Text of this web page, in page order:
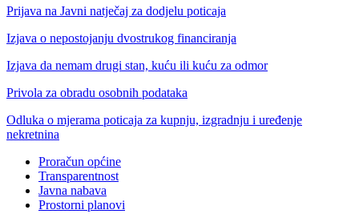
Prijava na Javni natječaj za dodjelu poticaja
Izjava o nepostojanju dvostrukog financiranja
Izjava da nemam drugi stan, kuću ili kuću za odmor
Privola za obradu osobnih podataka
Odluka o mjerama poticaja za kupnju, izgradnju i uređenje
nekretnina
Proračun općine
Transparentnost
Javna nabava
Prostorni planovi